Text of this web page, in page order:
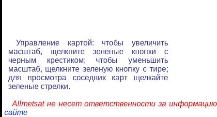
Управление картой: чтобы увеличить
масштаб, щелкните зеленые кнопки с
черным крестиком; чтобы уменьшить
масштаб, щелкните зеленую кнопку с тире;
для просмотра соседних карт щелкайте
зеленые стрелки.
Allmetsat не несет ответственности за
сайте